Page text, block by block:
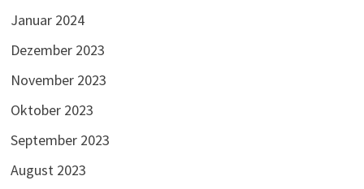
Januar 2024
Dezember 2023
November 2023
Oktober 2023
September 2023
August 2023